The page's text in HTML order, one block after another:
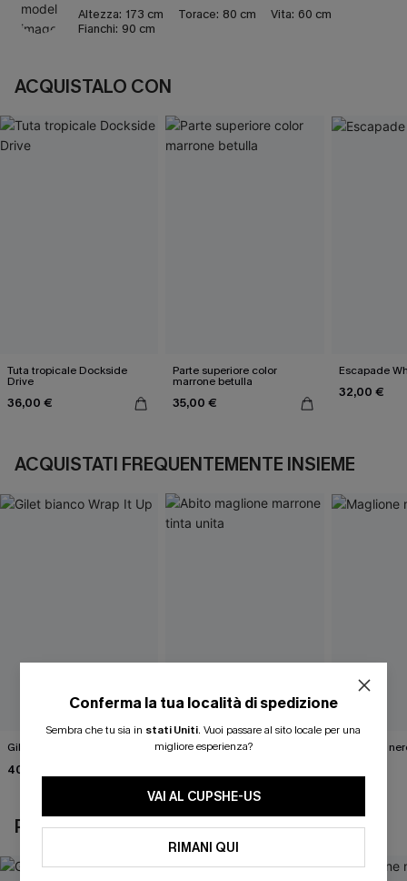
Altezza: 173 cm Torace: 80 cm Vita: 60 cm
Fianchi: 90 cm
ACQUISTALO CON
Tuta tropicale Dockside
Drive
36,00 €
Parte superiore color
marrone betulla
35,00 €
Escapade
32,00 €
ACQUISTATI FREQUENTEMENTE INSIEME
Gilet bianco Wrap It Up
40,00 €
Abito maglione marrone
46,00 €
Maglione
40,00 €
POTREBBE INTERESSARTI ANCHE
Conferma la tua località di spedizione
Sembra che tu sia in stati Uniti. Vuoi passare al sito locale per una
migliore esperienza?
VAI AL CUPSHE-US
RIMANI QUI